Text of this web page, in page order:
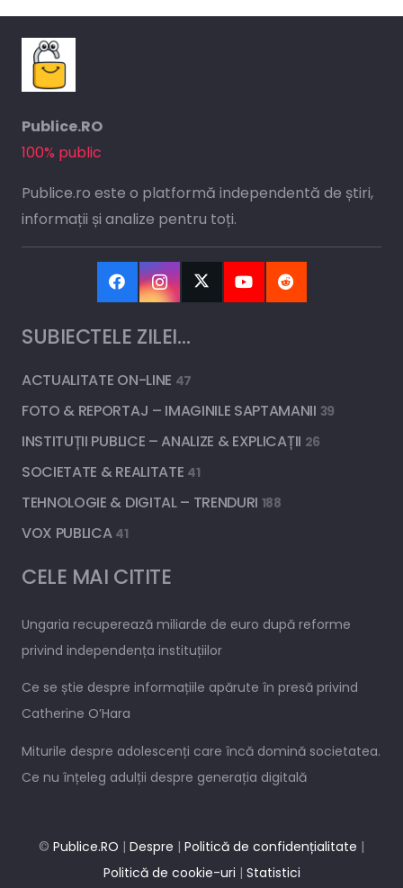
Publice.RO
100% public
Publice.ro este o platformă independentă de știri,
informații și analize pentru toți.
SUBIECTELE ZILEI…
ACTUALITATE ON-LINE 47
FOTO & REPORTAJ – IMAGINILE SAPTAMANII 39
INSTITUȚII PUBLICE – ANALIZE & EXPLICAȚII 26
SOCIETATE & REALITATE 41
TEHNOLOGIE & DIGITAL – TRENDURI 188
VOX PUBLICA 41
CELE MAI CITITE
Ungaria recuperează miliarde de euro după reforme
privind independența instituțiilor
Ce se știe despre informațiile apărute în presă privind
Catherine O’Hara
Miturile despre adolescenți care încă domină societatea.
Ce nu înțeleg adulții despre generația digitală
© Publice.RO | Despre | Politică de confidențialitate |
Politică de cookie-uri | Statistici